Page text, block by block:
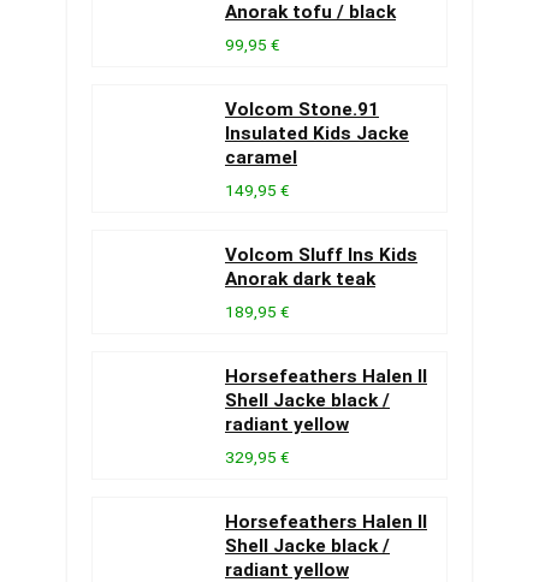
Anorak tofu / black
99,95 €
Volcom Stone.91
Insulated Kids Jacke
caramel
149,95 €
Volcom Sluff Ins Kids
Anorak dark teak
189,95 €
Horsefeathers Halen II
Shell Jacke black /
radiant yellow
329,95 €
Horsefeathers Halen II
Shell Jacke black /
radiant yellow